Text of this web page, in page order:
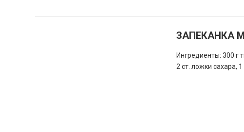
ЗАПЕКАНКА
Ингредиенты: 300 г
2 ст. ложки сахара,